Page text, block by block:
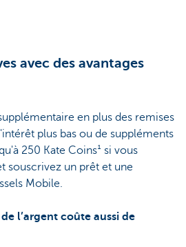
avec des avantages
en plus des remises
plus bas ou de suppléments
250 Kate Coins¹ si vous
souscrivez un prêt et une
Mobile.
l’argent coûte aussi de